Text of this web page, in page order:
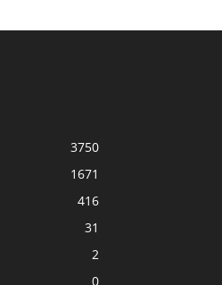
3750
1671
416
31
2
0